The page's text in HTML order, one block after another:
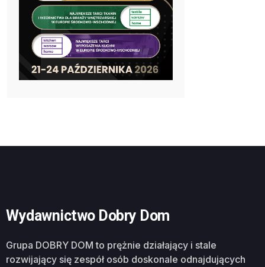
Wydawnictwo Dobry Dom
Grupa DOBRY DOM to prężnie działający i stale
rozwijający się zespół osób doskonale odnajdujących